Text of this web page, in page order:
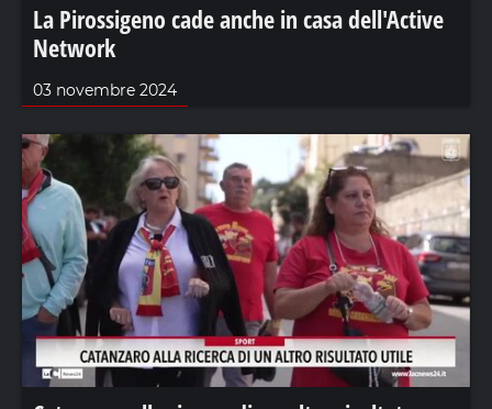
La Pirossigeno cade anche in casa dell'Active
Network
03 novembre 2024